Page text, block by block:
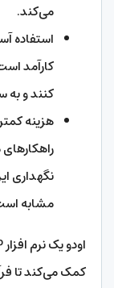
می‌کند.
استفاده
کارآمد
کنند و به
هزینه
نگهداری
مشابه
کمک می‌کند تا